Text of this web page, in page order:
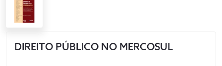
DIREITO PÚBLICO NO MERCOSUL